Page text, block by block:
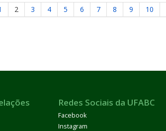
2 3 4 5 6 7 8 9 10
Redes Sociais da UFABC
Facebook
Instagram